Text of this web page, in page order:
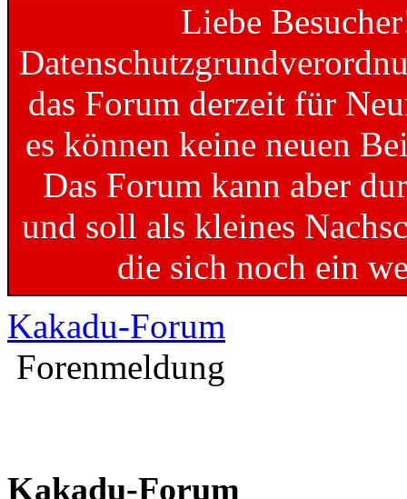
Liebe
das Forum derzeit für
es können keine neuen
Das Forum kann aber
und soll als kleines
die sich noch ein
Kakadu-Forum
Forenmeldung
Kakadu-Forum